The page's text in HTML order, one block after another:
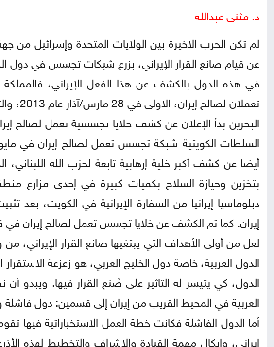
د. مثنى عبدالله
لم تكن الحرب الاخيرة بين الولايات المتحدة وإسرائيل
عن قيام صانع القرار الإيراني، بزرع شبكات تجسس في دول
في هذه الدول بالكشف عن هذا الفعل الإيراني،
أيضا عن كشف أكبر خلية إرهابية تابعة لحزب الله اللبناني،
دبلوماسيا إيرانيا من السفارة الإيرانية في الكويت، بعد
إيران. كما تم الكشف عن خلايا تجسس تعمل لصالح إيران في
لعل من أولى الأهداف التي يبتغيها صانع القرار
الدول العربية، خاصة دول الخليج العربي، هو زعزعة
الدول، كي يتيسر له التاثير على صُنع القرار فيها. ويبدو أن
العربية في المحيط القريب من إيران إلى قسمين: دول فاشلة
أما الدول الفاشلة فكانت خطة العمل الاستخباراتية فيها
إيراني، وإيكال مهمة القيادة والإشراف والتخطيط لهذه